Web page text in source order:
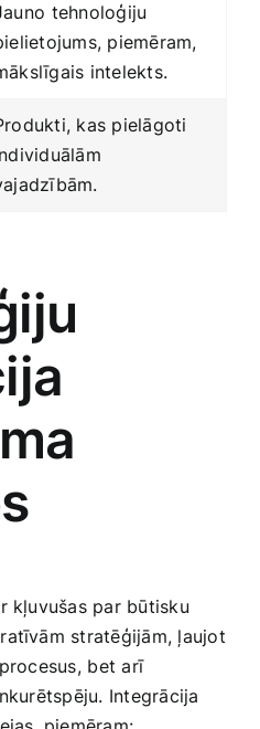
tehnoloģiju⁣
piemēram,
intelekts.
kas ​pielāgoti
kļuvušas par būtisku
stratēģijām, ļaujot
⁢bet arī​
Integrācija